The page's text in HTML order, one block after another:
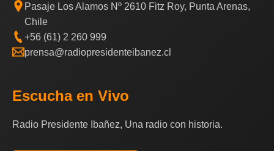
Pasaje Los Alamos Nº 2610 Fitz Roy, Punta Arenas,
Chile
+56 (61) 2 260 999
prensa@radiopresidenteibanez.cl
Escucha en Vivo
Radio Presidente Ibañez, Una radio con historia.